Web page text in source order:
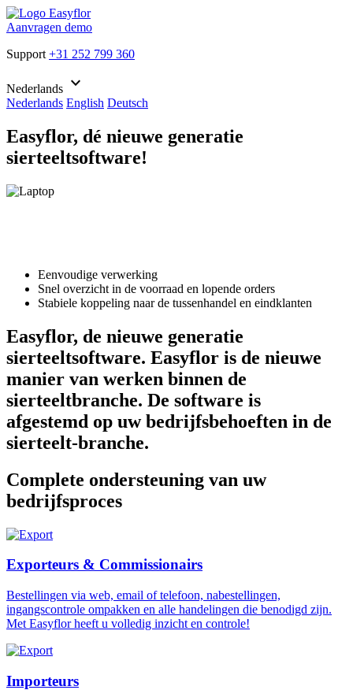
Aanvragen demo
Support +31 252 799 360
Nederlands keyboard_arrow_down
Nederlands English Deutsch
Easyflor, dé nieuwe generatie
sierteeltsoftware!
Eenvoudige verwerking
Snel overzicht in de voorraad en lopende orders
Stabiele koppeling naar de tussenhandel en eindklanten
Easyflor, de nieuwe generatie
sierteeltsoftware. Easyflor is de nieuwe
manier van werken binnen de
sierteeltbranche. De software is
afgestemd op uw bedrijfsbehoeften in de
sierteelt-branche.
Complete ondersteuning van uw
bedrijfsproces
Exporteurs & Commissionairs
Bestellingen via web, email of telefoon, nabestellingen,
ingangscontrole ompakken en alle handelingen die benodigd zijn.
Met Easyflor heeft u volledig inzicht en controle!
Importeurs